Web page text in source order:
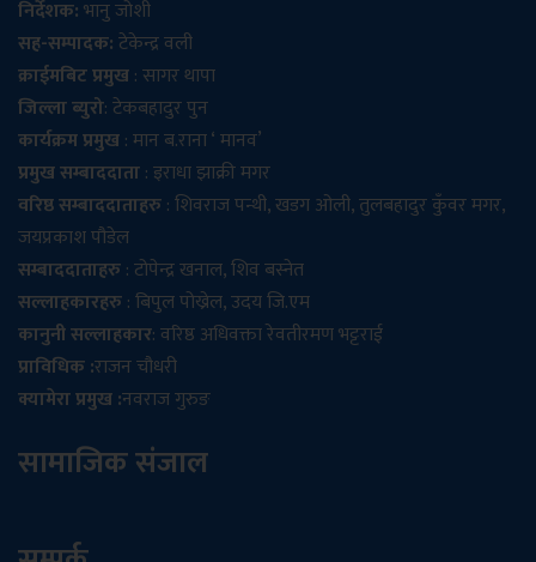
निर्देशक:भानु जोशी
सह-सम्पादक:टेकेन्द्र वली
क्राईमबिट प्रमुख: सागर थापा
जिल्ला ब्युरो: टेकबहादुर पुन
कार्यक्रम प्रमुख: मान ब.राना ‘ मानव’
प्रमुख सम्बाददाता: इराधा झाक्री मगर
वरिष्ठ सम्बाददाताहरु: शिवराज पन्थी, खडग ओली, तुलबहादुर कुँवर मगर,
जयप्रकाश पौडेल
सम्बाददाताहरु: टोपेन्द्र खनाल, शिव बस्नेत
सल्लाहकारहरु: बिपुल पोख्रेल, उदय जि.एम
कानुनी सल्लाहकार: वरिष्ठ अधिवक्ता रेवतीरमण भट्टराई
प्राविधिक :राजन चौधरी
क्यामेरा प्रमुख :नवराज गुरुङ
सामाजिक संजाल